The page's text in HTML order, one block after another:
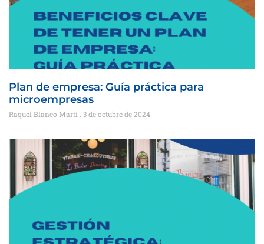
Plan de empresa: Guía práctica para
microempresas
Raquel Blanco Martí 3 de octubre de 2024